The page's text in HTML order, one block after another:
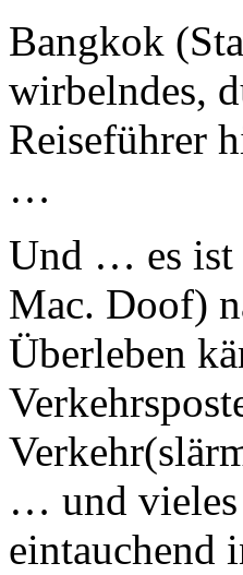
Bangkok
wirbelndes,
Reiseführer
…
Und … es ist
Mac. Doof)
Überleben
… und vieles
eintauchend